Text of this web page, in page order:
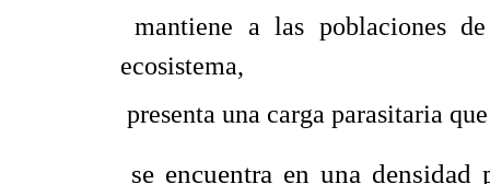
 mantiene a las poblaciones
ecosistema,
 presenta una carga parasitaria
 se encuentra en una